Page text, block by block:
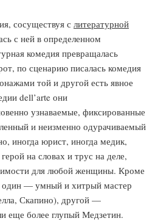
сосуществуя с литературной
с ней в определенном
комедия превращалась
по сценарию писалась комедия
той и другой есть явное
dell’arte они
узнаваемые, фиксированные
и неизменно одурачиваемый
иногда юрист, иногда медик,
на словах и трус на деле,
для любой женщины. Кроме
один — умный и хитрый мастер
Скапино), другой —
еще более глупый Медзетин.